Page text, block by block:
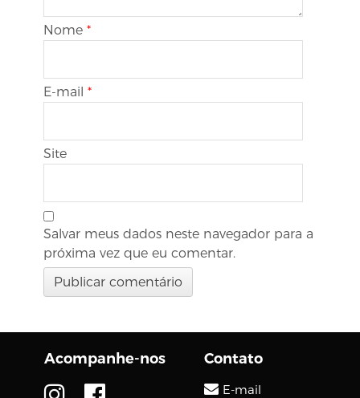
Nome *
E-mail *
Site
Salvar meus dados neste navegador para a
próxima vez que eu comentar.
Acompanhe-nos Contato
E-mail